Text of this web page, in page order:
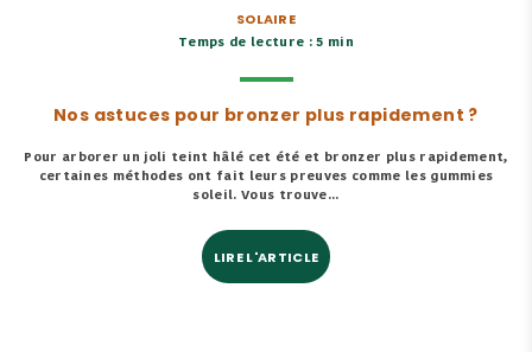
SOLAIRE
Temps de lecture : 5 min
Nos astuces pour bronzer plus rapidement ?
Pour arborer un joli teint hâlé cet été et bronzer plus rapidement,
certaines méthodes ont fait leurs preuves comme les gummies
soleil. Vous trouve...
LIRE L'ARTICLE